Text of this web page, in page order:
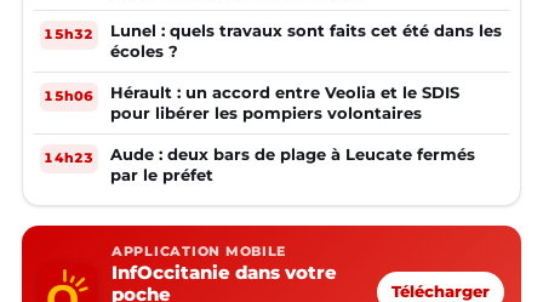
15h32
Lunel : quels travaux sont faits cet été dans les
écoles ?
15h06
Hérault : un accord entre Veolia et le SDIS
pour libérer les pompiers volontaires
14h23
Aude : deux bars de plage à Leucate fermés
par le préfet
APPLICATION MOBILE
InfOccitanie dans votre
poche
Télécharger